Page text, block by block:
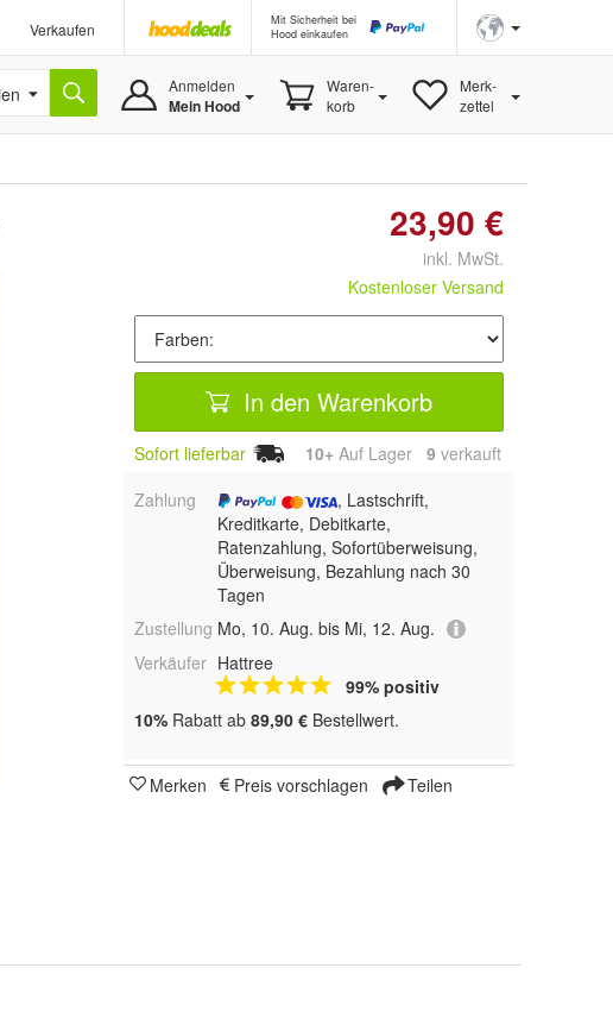
Verkaufen
Mit Sicherheit bei
Hood einkaufen
Anmelden
Mein Hood
Waren-
korb
Merk-
zettel
23,90 €
inkl. MwSt.
Kostenloser Versand
In den Warenkorb
Sofort lieferbar 10+ Auf Lager 9 verkauft
Zahlung
, Lastschrift,
Kreditkarte, Debitkarte,
Ratenzahlung, Sofortüberweisung,
Überweisung, Bezahlung nach 30
Tagen
Zustellung Mo, 10. Aug. bis Mi, 12. Aug.
Verkäufer Hattree
99% positiv
10% Rabatt ab 89,90 € Bestellwert.
Merken Preis vorschlagen Teilen